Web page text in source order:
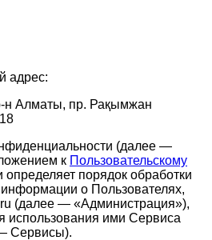
адрес:
н Алматы, пр. Рақымжан
(далее —
к Пользовательскому
определяет порядок обработки
о Пользователях,
(далее — «Администрация»),
использования ими Cервиса
Сервисы).